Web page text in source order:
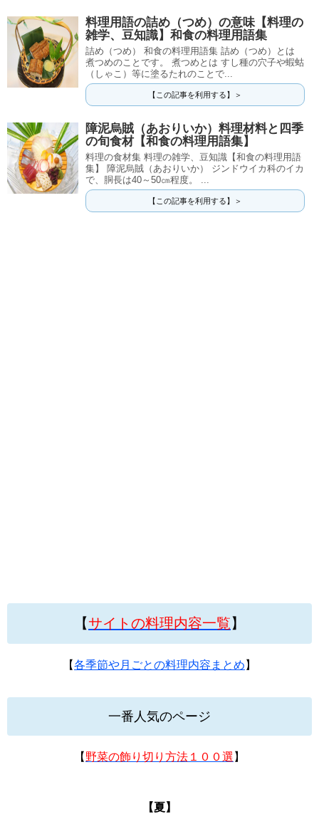
料理用語の詰め（つめ）の意味【料理の
雑学、豆知識】和食の料理用語集
詰め（つめ） 和食の料理用語集 詰め（つめ）とは
煮つめのことです。 煮つめとは すし種の穴子や蝦蛄
（しゃこ）等に塗るたれのことで...
【この記事を利用する】＞
障泥烏賊（あおりいか）料理材料と四季
の旬食材【和食の料理用語集】
料理の食材集 料理の雑学、豆知識【和食の料理用語
集】 障泥烏賊（あおりいか） ジンドウイカ科のイカ
で、胴長は40～50㎝程度。 ...
【この記事を利用する】＞
【サイトの料理内容一覧】
【各季節や月ごとの料理内容まとめ 】
一番人気のページ
【 野菜の飾り切り方法１００選 】
【夏】